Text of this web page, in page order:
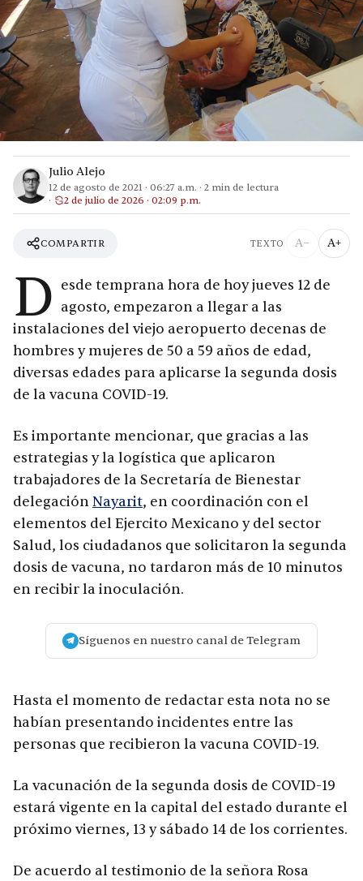
Julio Alejo
12 de agosto de 2021 · 06:27 a.m. · 2 min de lectura
2 de julio de 2026 · 02:09 p.m.
COMPARTIR TEXTO A− A+
D esde temprana hora de hoy jueves 12 de
agosto, empezaron a llegar a las
instalaciones del viejo aeropuerto decenas de
hombres y mujeres de 50 a 59 años de edad,
diversas edades para aplicarse la segunda dosis
de la vacuna COVID-19.
Es importante mencionar, que gracias a las
estrategias y la logística que aplicaron
trabajadores de la Secretaría de Bienestar
delegaciónNayarit, en coordinación con el
elementos del Ejercito Mexicano y del sector
Salud, los ciudadanos que solicitaron la segunda
dosis de vacuna, no tardaron más de 10 minutos
en recibir la inoculación.
Síguenos en nuestro canal de Telegram
Hasta el momento de redactar esta nota no se
habían presentando incidentes entre las
personas que recibieron la vacuna COVID-19.
La vacunación de la segunda dosis de COVID-19
estará vigente en la capital del estado durante el
próximo viernes, 13 y sábado 14 de los corrientes.
De acuerdo al testimonio de la señora Rosa